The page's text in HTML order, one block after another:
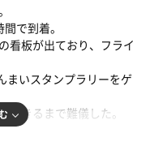
で到着。
看板が出ており、フライ
まいスタンプラリーをゲ
できるまで難儀した。